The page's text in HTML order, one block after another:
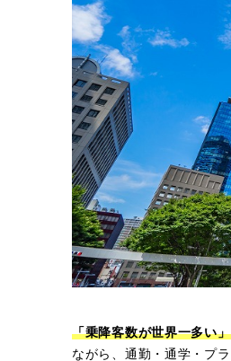
「乗降客数が世界一多い
ながら、通勤・通学・プ